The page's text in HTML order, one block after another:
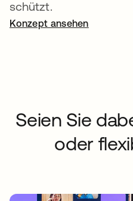
schützt.
Konzept ansehen
Seien Sie
oder